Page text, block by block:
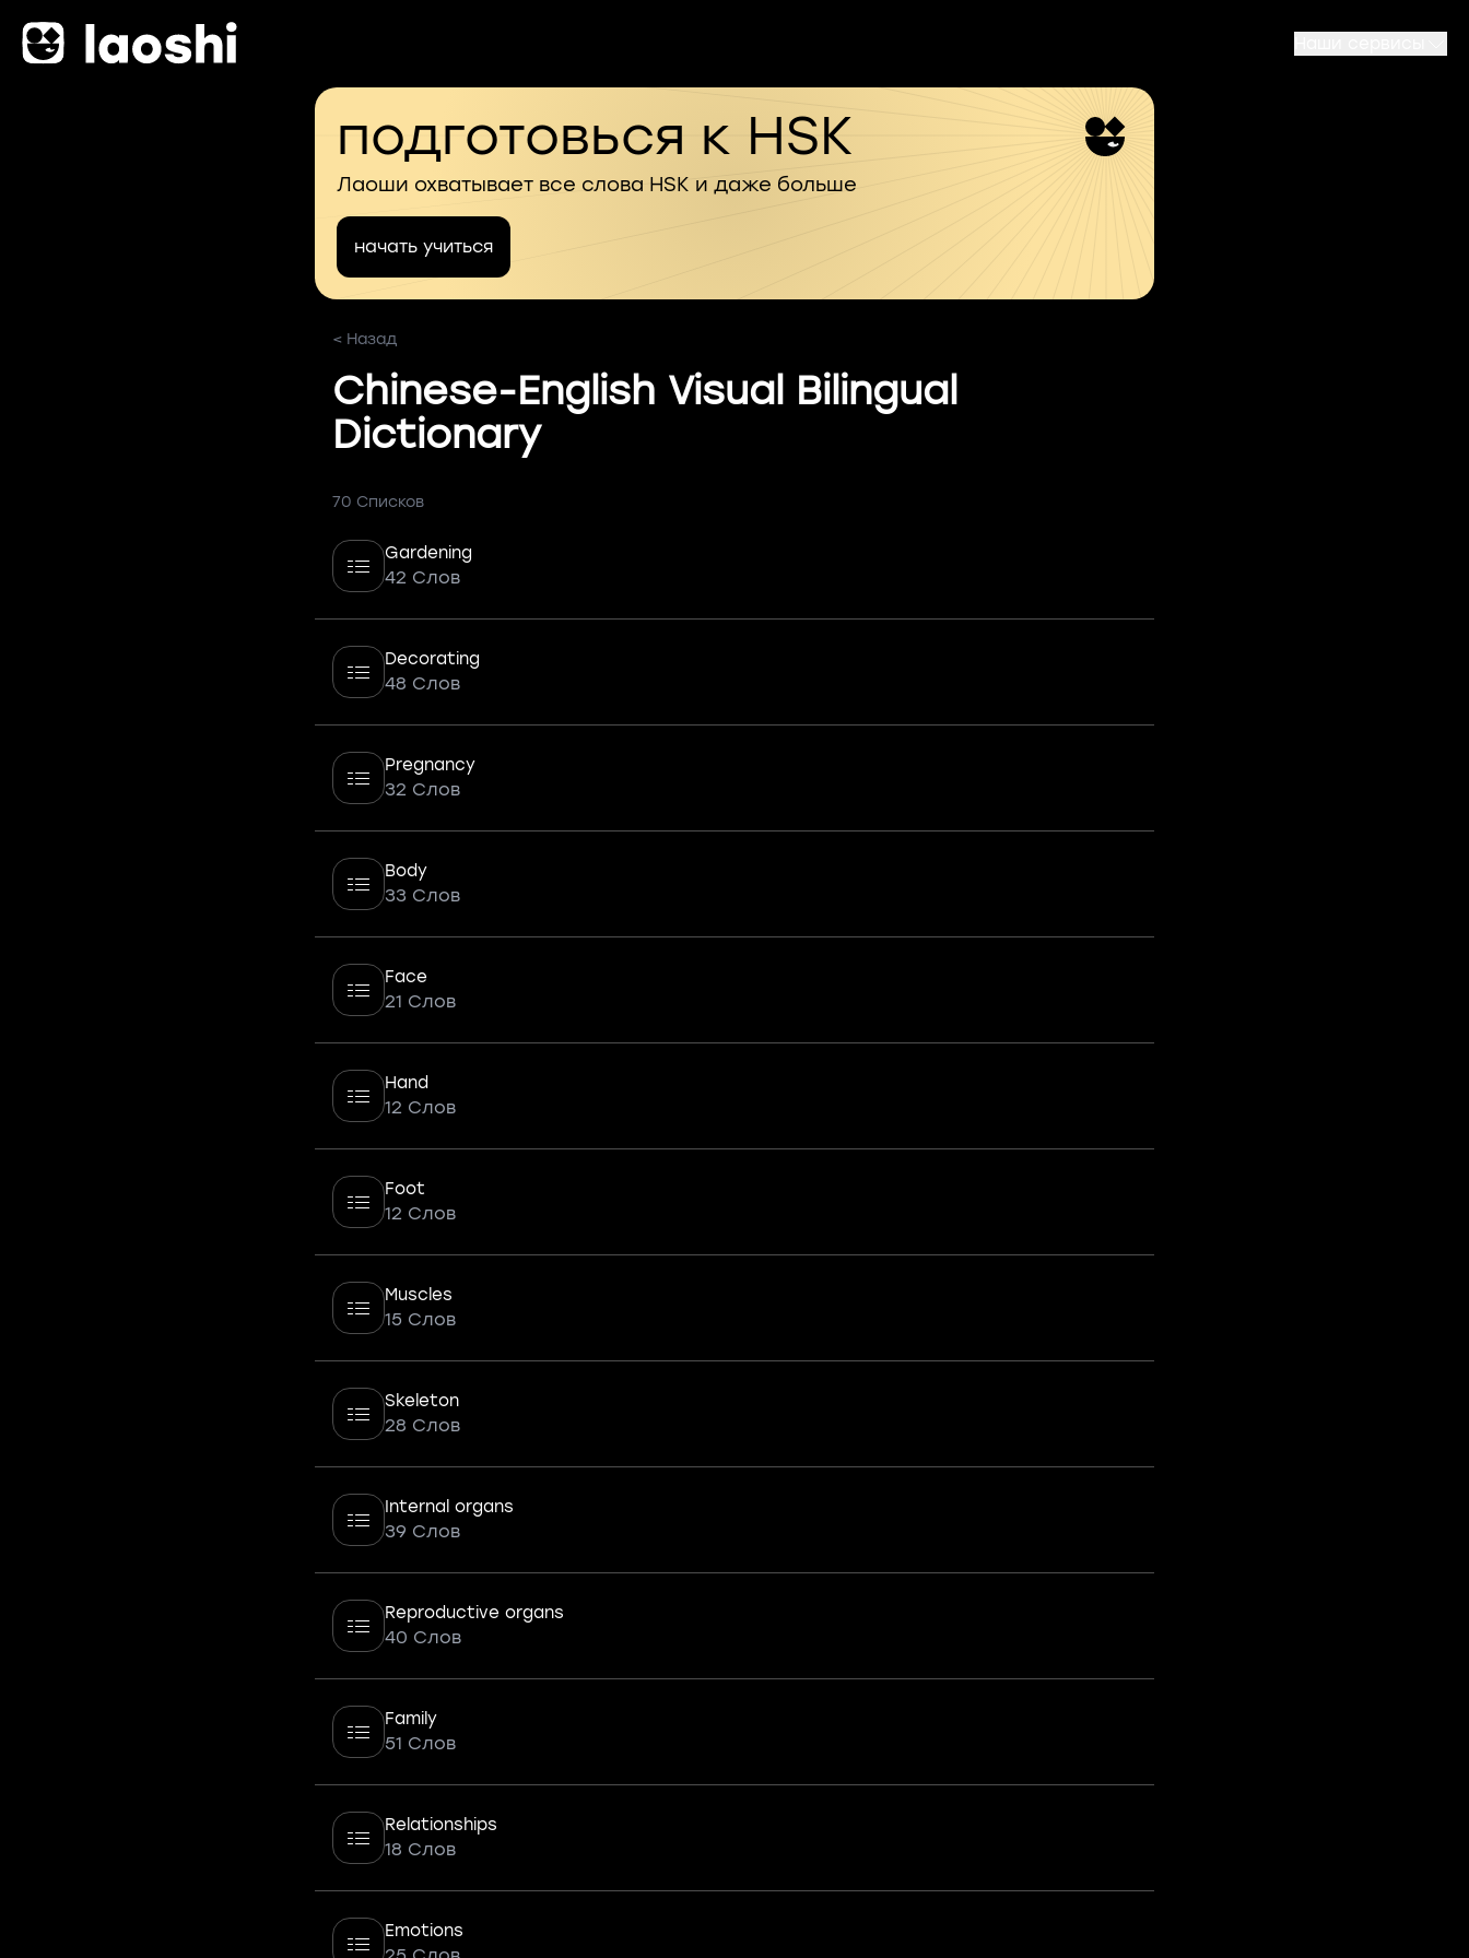
подготовься к HSK
Лаоши охватывает все слова HSK и даже больше
начать учиться
< Назад
Chinese-English Visual Bilingual
Dictionary
70 Списков
Gardening
42 Слов
Decorating
48 Слов
Pregnancy
32 Слов
Body
33 Слов
Face
21 Слов
Hand
12 Слов
Foot
12 Слов
Muscles
15 Слов
Skeleton
28 Слов
Internal organs
39 Слов
Reproductive organs
40 Слов
Family
51 Слов
Relationships
18 Слов
Emotions